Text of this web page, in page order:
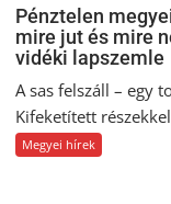
Pénztelen
mire jut és mire
vidéki lapszemle
A sas felszáll – egy
Kifeketített
Megyei hírek